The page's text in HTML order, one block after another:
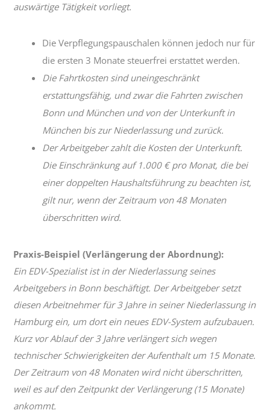
auswärtige Tätigkeit vorliegt.
Die Verpflegungspauschalen können jedoch nur für
die ersten 3 Monate steuerfrei erstattet werden.
Die Fahrtkosten sind uneingeschränkt
erstattungsfähig, und zwar die Fahrten zwischen
Bonn und München und von der Unterkunft in
München bis zur Niederlassung und zurück.
Der Arbeitgeber zahlt die Kosten der Unterkunft.
Die Einschränkung auf 1.000 € pro Monat, die bei
einer doppelten Haushaltsführung zu beachten ist,
gilt nur, wenn der Zeitraum von 48 Monaten
überschritten wird.
Praxis-Beispiel (Verlängerung der Abordnung):
Ein EDV-Spezialist ist in der Niederlassung seines
Arbeitgebers in Bonn beschäftigt. Der Arbeitgeber setzt
diesen Arbeitnehmer für 3 Jahre in seiner Niederlassung in
Hamburg ein, um dort ein neues EDV-System aufzubauen.
Kurz vor Ablauf der 3 Jahre verlängert sich wegen
technischer Schwierigkeiten der Aufenthalt um 15 Monate.
Der Zeitraum von 48 Monaten wird nicht überschritten,
weil es auf den Zeitpunkt der Verlängerung (15 Monate)
ankommt.